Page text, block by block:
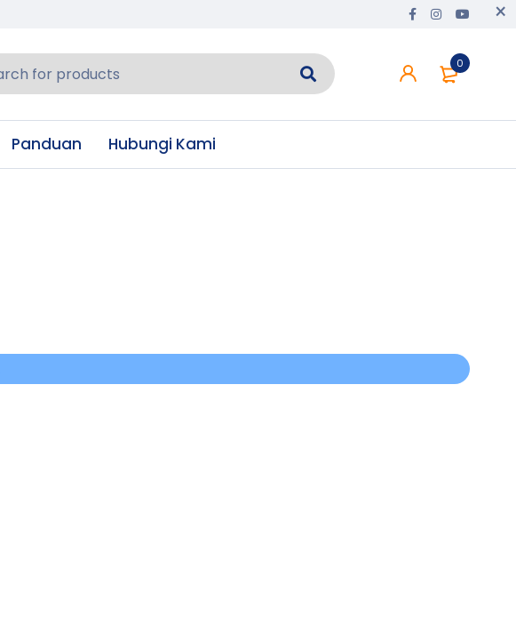
0
Panduan Hubungi Kami